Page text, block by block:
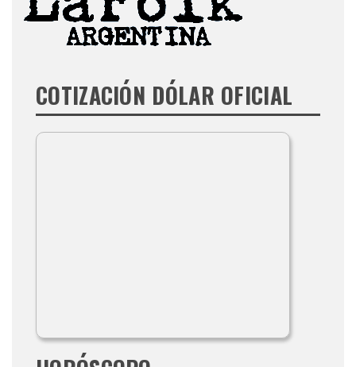
COTIZACIÓN DÓLAR OFICIAL